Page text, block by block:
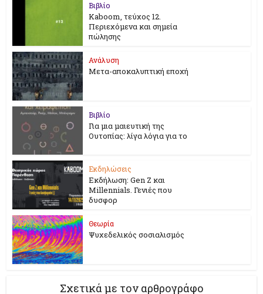
Βιβλίο
Kaboom, τεύχος 12.
Περιεχόμενα και σημεία
πώλησης
Ανάλυση
Μετα-αποκαλυπτική εποχή
Βιβλίο
Για μια μαιευτική της
Ουτοπίας: λίγα λόγια για το
Εκδηλώσεις
Εκδήλωση: Gen Z και
Millennials. Γενιές που
δυσφορ
Θεωρία
Ψυχεδελικός σοσιαλισμός
Σχετικά με τον αρθρογράφο